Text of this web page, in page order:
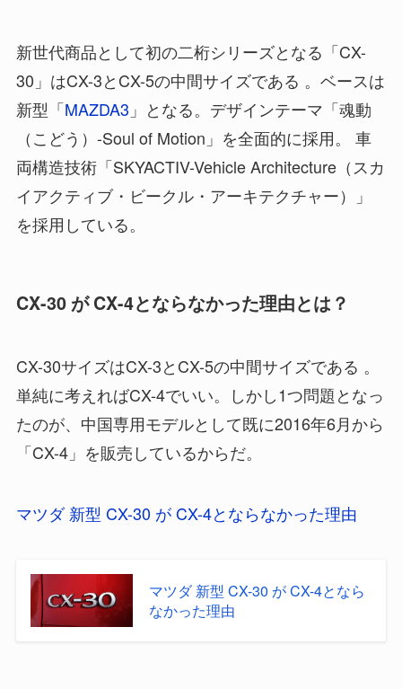
新世代商品として初の二桁シリーズとなる「CX-
30」はCX-3とCX-5の中間サイズである 。ベースは
新型「MAZDA3 」となる。デザインテーマ「魂動
（こどう）-Soul of Motion」を全面的に採用。 車
両構造技術「SKYACTIV-Vehicle Architecture（スカ
イアクティブ・ビークル・アーキテクチャー）」
を採用している。
CX-30 が CX-4とならなかった理由とは？
CX-30サイズはCX-3とCX-5の中間サイズである 。
単純に考えればCX-4でいい。しかし1つ問題となっ
たのが、中国専用モデルとして既に2016年6月から
「CX-4」を販売しているからだ。
マツダ 新型 CX-30 が CX-4とならなかった理由
マツダ 新型 CX-30 が CX-4となら
なかった理由